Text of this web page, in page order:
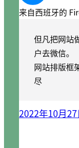
来自西班牙的
但凡把网站
户去微信。
网站排版框
尽
2022年10月27